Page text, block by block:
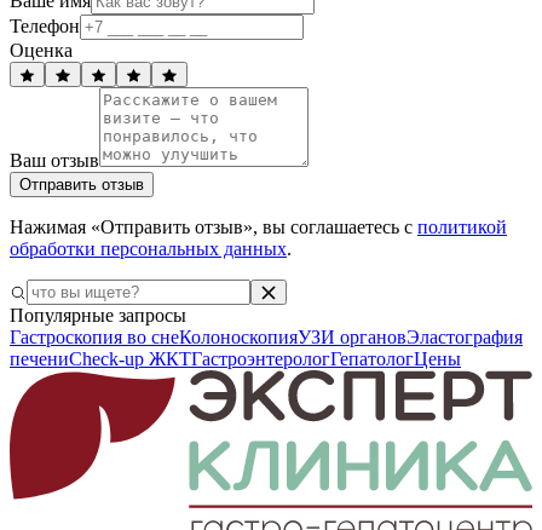
Телефон
Оценка
Ваш отзыв
Отправить отзыв
Нажимая «Отправить отзыв», вы соглашаетесь с политикой
обработки персональных данных.
Популярные запросы
Гастроскопия во снеКолоноскопияУЗИ органовЭластография
печениCheck-up ЖКТГастроэнтерологГепатологЦены